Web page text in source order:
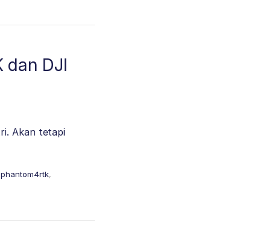
dan DJI
Akan tetapi
phantom4rtk,